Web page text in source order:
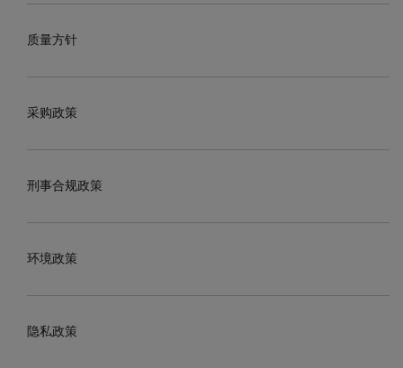
质量方针
采购政策
刑事合规政策
环境政策
隐私政策